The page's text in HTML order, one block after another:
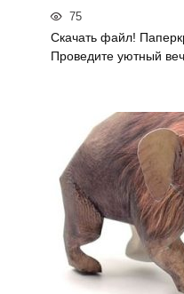
75
Скачать файл!
Проведите уютный